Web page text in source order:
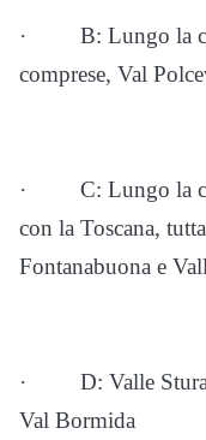
· B: Lungo la
comprese, Val
· C: Lungo la
con la Toscana,
Fontanabuona e
· D: Valle Stura
Val Bormida